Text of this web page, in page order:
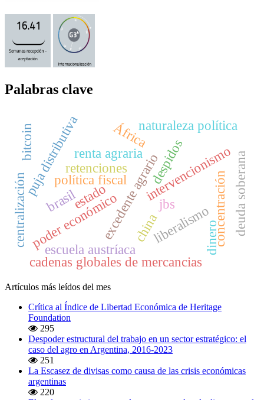
Palabras clave
política fiscalexcedente agrario
escuela austríaca
intervencionismo
liberalismo
puja distributivaretenciones
renta agraria
África
concentración
centralización
cadenas globales de mercancias
china deuda soberana
poder económico
despidos
estado
dinero
naturaleza política
bitcoin
jbs
brasil
Artículos más leídos del mes
Crítica al Índice de Libertad Económica de Heritage
Foundation
295
Despoder estructural del trabajo en un sector estratégico: el
caso del agro en Argentina, 2016-2023
251
La Escasez de divisas como causa de las crisis económicas
argentinas
220